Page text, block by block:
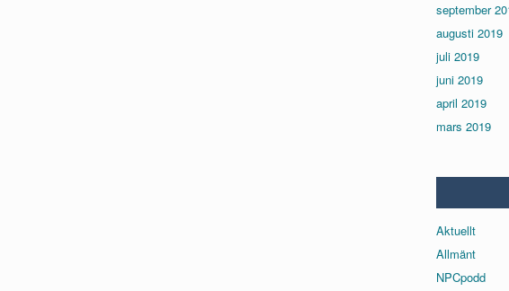
september
augusti 2019
juli 2019
juni 2019
april 2019
mars 2019
Aktuellt
Allmänt
NPCpodd